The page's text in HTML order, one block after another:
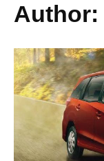
Author: